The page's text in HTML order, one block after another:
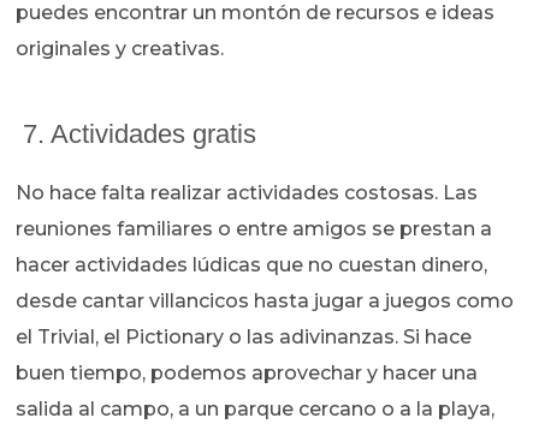
puedes encontrar un montón de recursos e ideas
originales y creativas.
7. Actividades gratis
No hace falta realizar actividades costosas. Las
reuniones familiares o entre amigos se prestan a
hacer actividades lúdicas que no cuestan dinero,
desde cantar villancicos hasta jugar a juegos como
el Trivial, el Pictionary o las adivinanzas. Si hace
buen tiempo, podemos aprovechar y hacer una
salida al campo, a un parque cercano o a la playa,